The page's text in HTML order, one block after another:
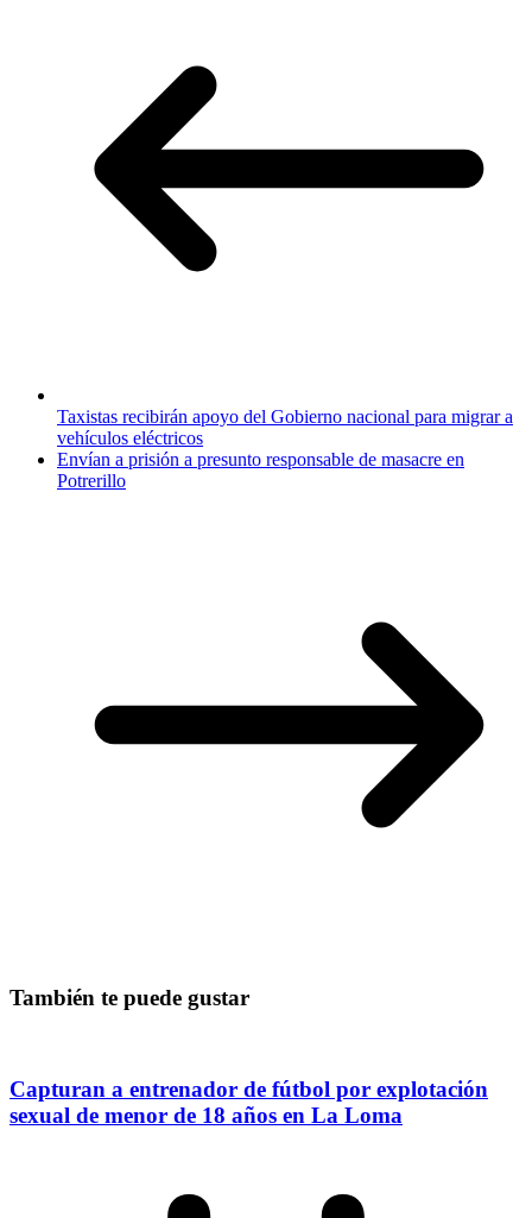
Taxistas recibirán apoyo del Gobierno nacional para migrar a
vehículos eléctricos
Envían a prisión a presunto responsable de masacre en
Potrerillo
También te puede gustar
Capturan a entrenador de fútbol por explotación
sexual de menor de 18 años en La Loma